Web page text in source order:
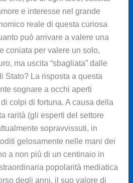
e interesse nel grande
reale di questa curiosa
può arrivare a valere una
coniata per valere un solo,
ma uscita “sbagliata” dalle
Stato? La risposta a questa
sognare a occhi aperti
colpi di fortuna. A causa della
rarità (gli esperti del settore
sopravvissuti, in
gelosamente nelle mani dei
a non più di un centinaio in
popolarità mediatica
degli anni, il suo valore di